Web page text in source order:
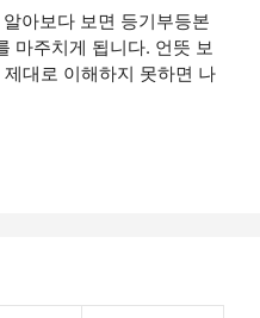
아보다 보면 등기부등본
마주치게 됩니다. 언뜻 보
대로 이해하지 못하면 나